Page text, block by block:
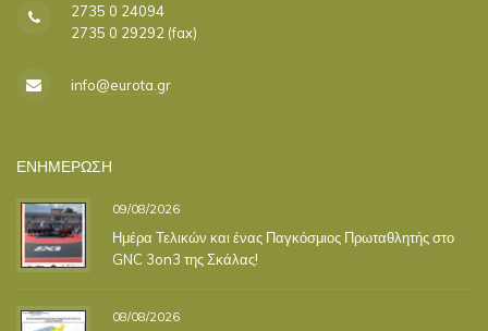
2735 0 24094
2735 0 29292 (fax)
info@eurota.gr
ΕΝΗΜΕΡΩΣΗ
09/08/2026
Ημέρα Τελικών και ένας Παγκόσμιος Πρωταθλητής στο
GNC 3on3 της Σκάλας!
08/08/2026